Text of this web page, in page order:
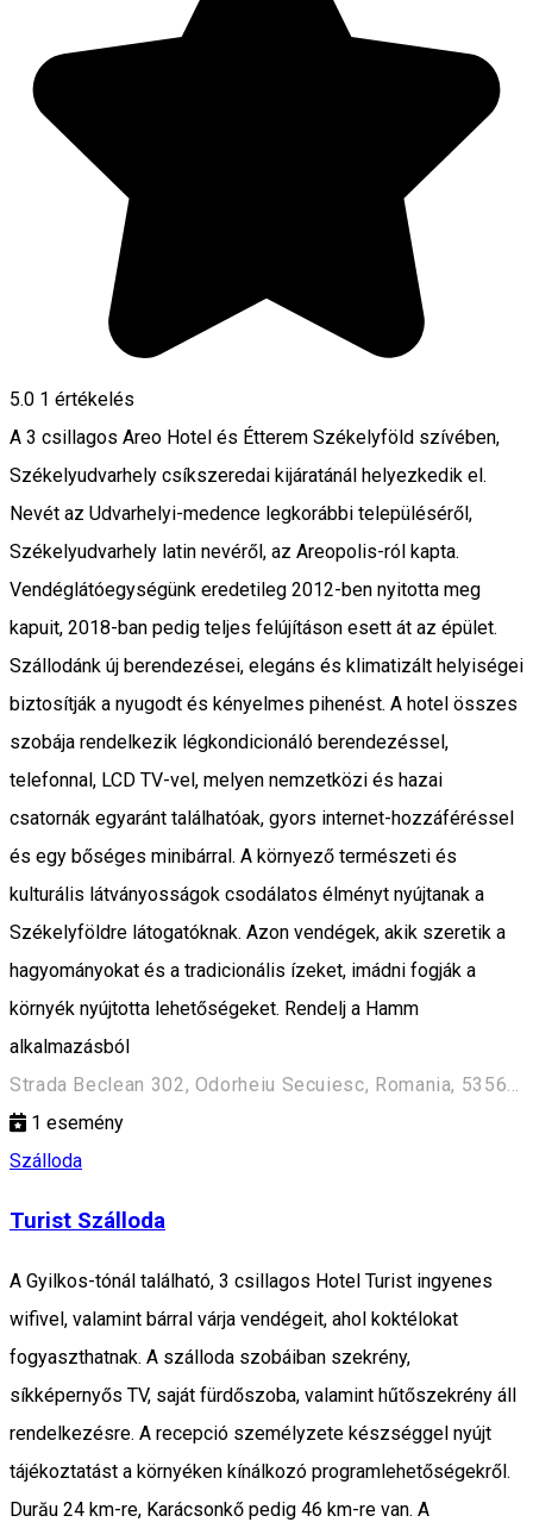
5.0 1 értékelés
A 3 csillagos Areo Hotel és Étterem Székelyföld szívében,
Székelyudvarhely csíkszeredai kijáratánál helyezkedik el.
Nevét az Udvarhelyi-medence legkorábbi településéről,
Székelyudvarhely latin nevéről, az Areopolis-ról kapta.
Vendéglátóegységünk eredetileg 2012-ben nyitotta meg
kapuit, 2018-ban pedig teljes felújításon esett át az épület.
Szállodánk új berendezései, elegáns és klimatizált helyiségei
biztosítják a nyugodt és kényelmes pihenést. A hotel összes
szobája rendelkezik légkondicionáló berendezéssel,
telefonnal, LCD TV-vel, melyen nemzetközi és hazai
csatornák egyaránt találhatóak, gyors internet-hozzáféréssel
és egy bőséges minibárral. A környező természeti és
kulturális látványosságok csodálatos élményt nyújtanak a
Székelyföldre látogatóknak. Azon vendégek, akik szeretik a
hagyományokat és a tradicionális ízeket, imádni fogják a
környék nyújtotta lehetőségeket. Rendelj a Hamm
alkalmazásból
1 esemény
Szálloda
Turist Szálloda
A Gyilkos-tónál található, 3 csillagos Hotel Turist ingyenes
wifivel, valamint bárral várja vendégeit, ahol koktélokat
fogyaszthatnak. A szálloda szobáiban szekrény,
síkképernyős TV, saját fürdőszoba, valamint hűtőszekrény áll
rendelkezésre. A recepció személyzete készséggel nyújt
tájékoztatást a környéken kínálkozó programlehetőségekről.
Durău 24 km-re, Karácsonkő pedig 46 km-re van. A